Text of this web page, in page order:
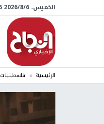
الخميس، 6/‏8/‏2026 06:47:17 صباحاً
الرئيسية فلسطينيات